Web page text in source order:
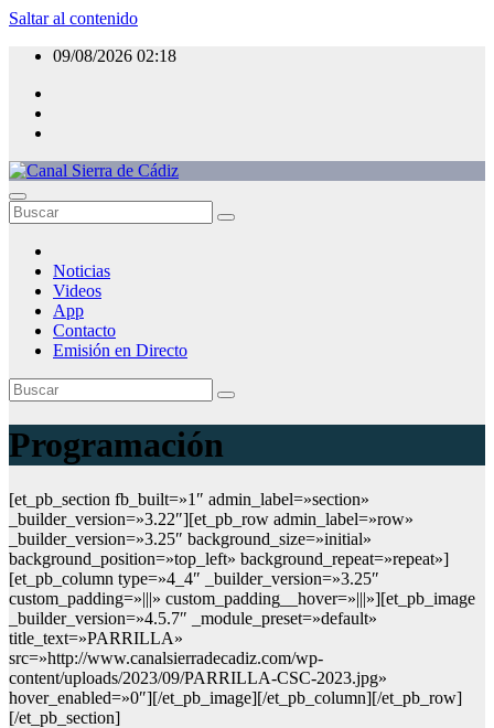
Saltar al contenido
09/08/2026 02:18
Canal Sierra de Cádiz
La televisión de la Sierra de Cádiz
Noticias
Videos
App
Contacto
Emisión en Directo
Programación
[et_pb_section fb_built=»1″ admin_label=»section»
_builder_version=»3.22″][et_pb_row admin_label=»row»
_builder_version=»3.25″ background_size=»initial»
background_position=»top_left» background_repeat=»repeat»]
[et_pb_column type=»4_4″ _builder_version=»3.25″
custom_padding=»|||» custom_padding__hover=»|||»][et_pb_image
_builder_version=»4.5.7″ _module_preset=»default»
title_text=»PARRILLA»
src=»http://www.canalsierradecadiz.com/wp-
content/uploads/2023/09/PARRILLA-CSC-2023.jpg»
hover_enabled=»0″][/et_pb_image][/et_pb_column][/et_pb_row]
[/et_pb_section]